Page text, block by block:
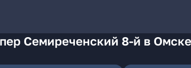
Семиреченский 8-й в Омске